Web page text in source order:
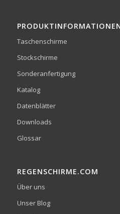
Taschenschirme
Stockschirme
Sonderanfertigung
Katalog
Datenblätter
Downloads
Glossar
REGENSCHIRME.COM
Über uns
Unser Blog